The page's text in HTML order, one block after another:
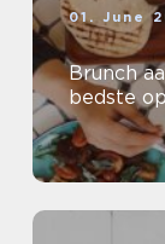
01. June
Brunch aalborg
bedste